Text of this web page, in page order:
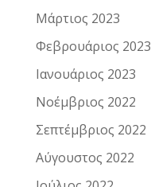
Μάρτιος 2023
Φεβρουάριος 2023
Ιανουάριος 2023
Νοέμβριος 2022
Σεπτέμβριος 2022
Αύγουστος 2022